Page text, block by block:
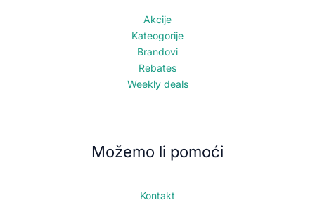
Akcije
Kateogorije
Brandovi
Rebates
Weekly deals
Možemo li pomoći
Kontakt